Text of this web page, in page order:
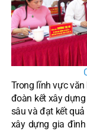
Trong lĩnh vực văn
đoàn kết xây
sâu và đạt kết
xây dựng gia